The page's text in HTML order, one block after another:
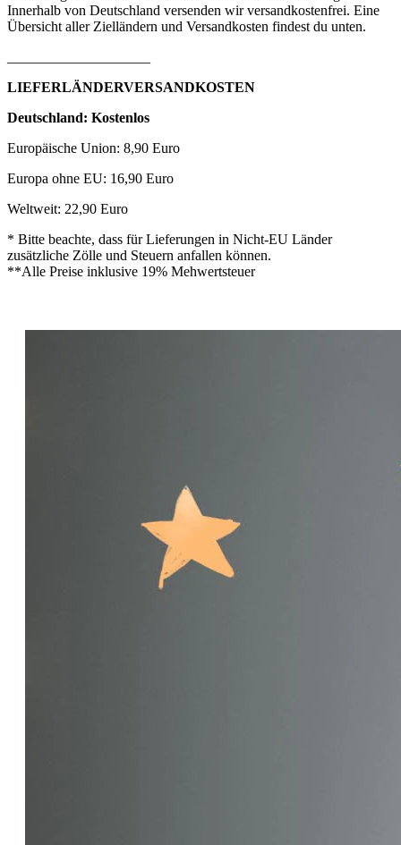
Innerhalb von Deutschland versenden wir versandkostenfrei. Eine
Übersicht aller Zielländern und Versandkosten findest du unten.
LIEFERLÄNDERVERSANDKOSTEN
Deutschland: Kostenlos
Europäische Union: 8,90 Euro
Europa ohne EU: 16,90 Euro
Weltweit: 22,90 Euro
* Bitte beachte, dass für Lieferungen in Nicht-EU Länder
zusätzliche Zölle und Steuern anfallen können.
**Alle Preise inklusive 19% Mehwertsteuer